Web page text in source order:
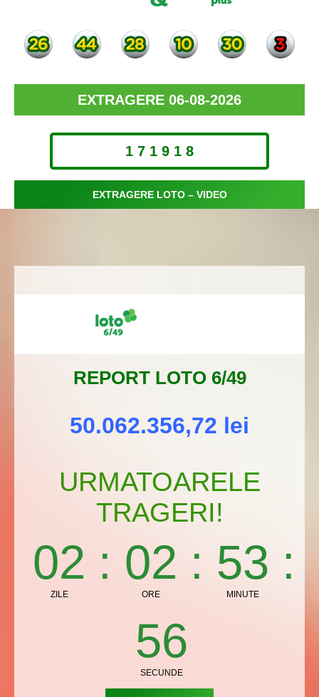
EXTRAGERE 06-08-2026
1 7 1 9 1 8
EXTRAGERE LOTO – VIDEO
REPORT LOTO 6/49
50.062.356,72 lei
URMATOARELE
TRAGERI!
02
ZILE
: 02
ORE
: 53
MINUTE
:
55
SECUNDE